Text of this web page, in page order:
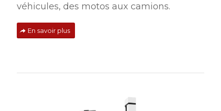
véhicules, des motos aux camions.
En savoir plus